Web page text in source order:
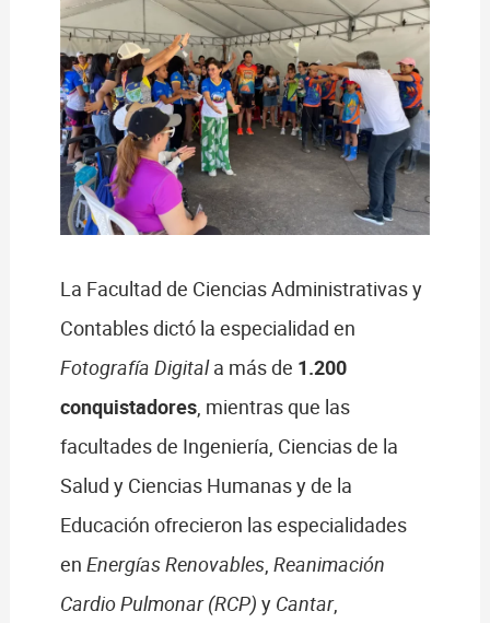
La Facultad de Ciencias Administrativas y
Contables dictó la especialidad en
Fotografía Digitala más de 1.200
conquistadores, mientras que las
facultades de Ingeniería, Ciencias de la
Salud y Ciencias Humanas y de la
Educación ofrecieron las especialidades
en Energías Renovables, Reanimación
Cardio Pulmonar (RCP) y Cantar,